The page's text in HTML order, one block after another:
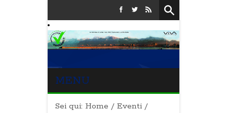
MENU
Sei qui: Home / Eventi /